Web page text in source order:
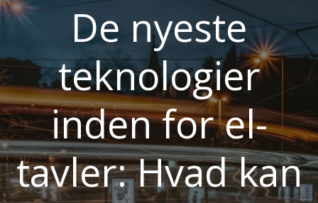
De nyeste
teknologier
inden for el-
tavler: Hvad kan